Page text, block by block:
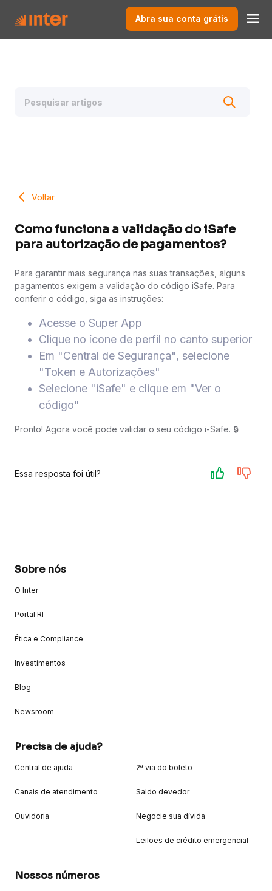
Abra sua conta grátis
Voltar
Como funciona a validação do iSafe
para autorização de pagamentos?
Para garantir mais segurança nas suas transações, alguns
pagamentos exigem a validação do código iSafe. Para
conferir o código, siga as instruções:
Acesse o Super App
Clique no ícone de perfil no canto superior
Em "Central de Segurança", selecione
"Token e Autorizações"
Selecione "iSafe" e clique em "Ver o
código"
Pronto! Agora você pode validar o seu código i-Safe. 🔒
Essa resposta foi útil?
Sobre nós
O Inter
Portal RI
Ética e Compliance
Investimentos
Blog
Newsroom
Precisa de ajuda?
Central de ajuda
Canais de atendimento
Ouvidoria
2ª via do boleto
Saldo devedor
Negocie sua dívida
Leilões de crédito emergencial
Nossos números